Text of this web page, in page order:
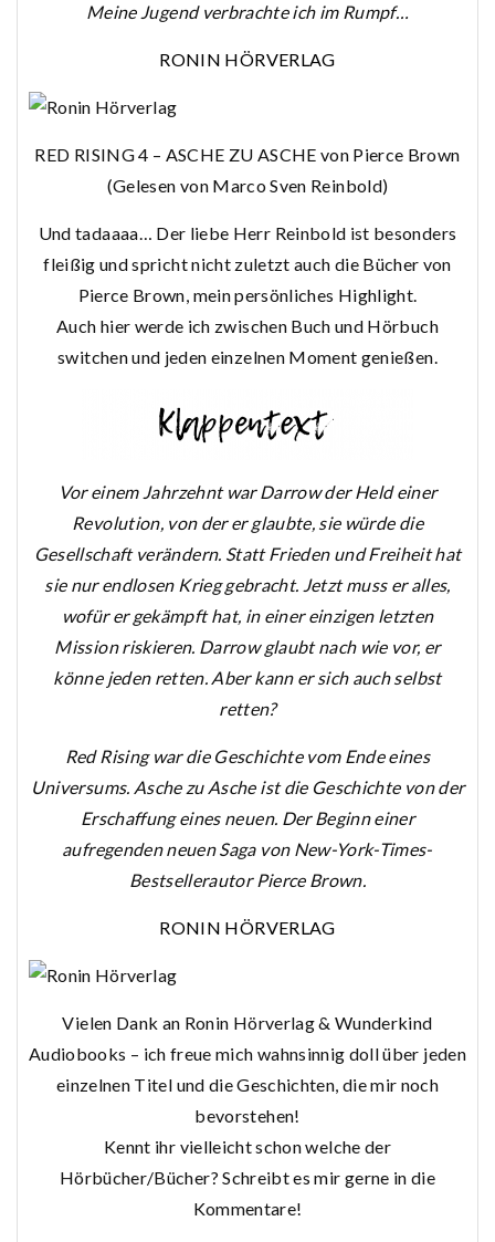
Meine Jugend verbrachte ich im Rumpf…
RONIN HÖRVERLAG
RED RISING 4 – ASCHE ZU ASCHE von Pierce Brown
(Gelesen von Marco Sven Reinbold)
Und tadaaaa… Der liebe Herr Reinbold ist besonders
fleißig und spricht nicht zuletzt auch die Bücher von
Pierce Brown, mein persönliches Highlight.
Auch hier werde ich zwischen Buch und Hörbuch
switchen und jeden einzelnen Moment genießen.
Vor einem Jahrzehnt war Darrow der Held einer
Revolution, von der er glaubte, sie würde die
Gesellschaft verändern. Statt Frieden und Freiheit hat
sie nur endlosen Krieg gebracht. Jetzt muss er alles,
wofür er gekämpft hat, in einer einzigen letzten
Mission riskieren. Darrow glaubt nach wie vor, er
könne jeden retten. Aber kann er sich auch selbst
retten?
Red Rising war die Geschichte vom Ende eines
Universums. Asche zu Asche ist die Geschichte von der
Erschaffung eines neuen. Der Beginn einer
aufregenden neuen Saga von New-York-Times-
Bestsellerautor Pierce Brown.
RONIN HÖRVERLAG
Vielen Dank an Ronin Hörverlag & Wunderkind
Audiobooks – ich freue mich wahnsinnig doll über jeden
einzelnen Titel und die Geschichten, die mir noch
bevorstehen!
Kennt ihr vielleicht schon welche der
Hörbücher/Bücher? Schreibt es mir gerne in die
Kommentare!